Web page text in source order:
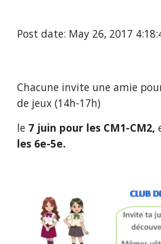
Post date: May 26, 2017
Chacune invite une amie
de jeux (14h-17h)
le 7 juin pour les CM1-CM2,
les 6e-5e.